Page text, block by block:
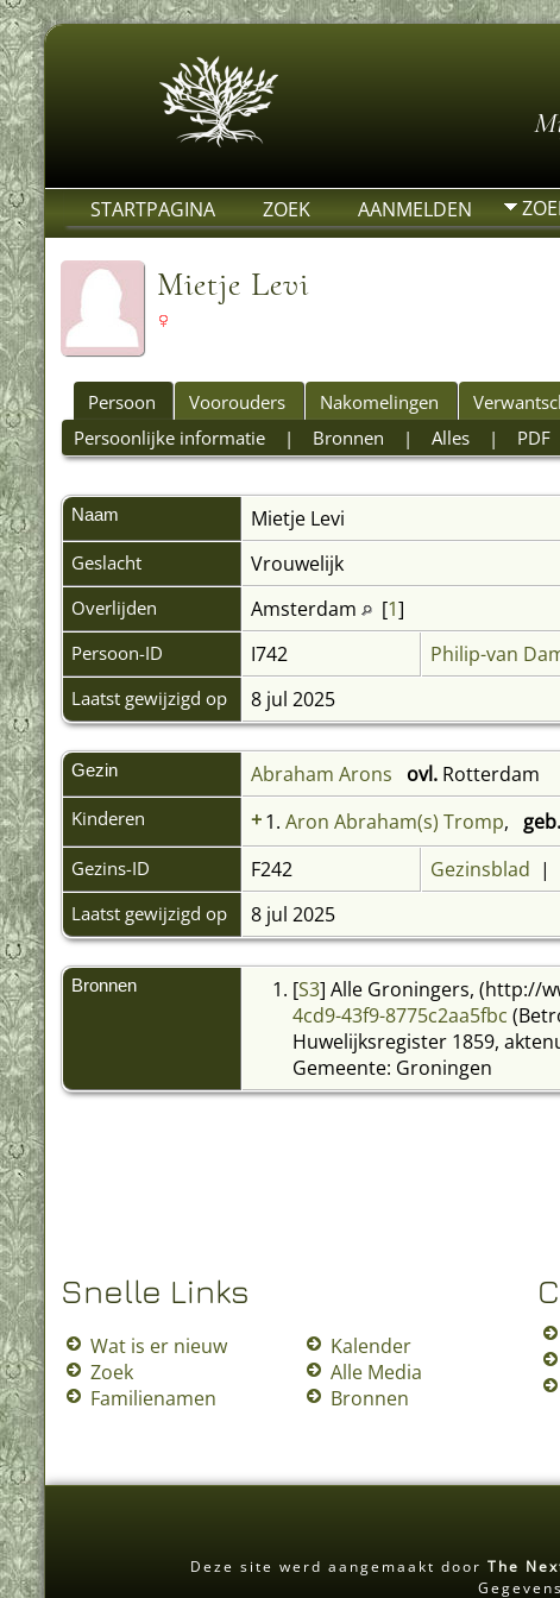
STARTPAGINA ZOEK AANMELDEN
Mietje Levi
Persoon Voorouders Nakomelingen
Persoonlijke informatie| Bronnen | Alles| PDF
Naam Mietje Levi
Geslacht Vrouwelijk
Overlijden Amsterdam [1]
Persoon-ID I742 Philip-van
Laatst gewijzigd op 8 jul 2025
Gezin Abraham Arons ovl.Rotterdam
Kinderen +1. Aron Abraham(s) Tromp, geb.
Gezins-ID F242 Gezinsblad |
Laatst gewijzigd op 8 jul 2025
Bronnen [S3] Alle Groningers, (http://
4cd9-43f9-8775c2aa5fbc
Huwelijksregister 1859,
Gemeente: Groningen
Snelle Links
Wat is er nieuw
Zoek
Familienamen
Kalender
Alle Media
Bronnen
Deze site werd aangemaakt door The